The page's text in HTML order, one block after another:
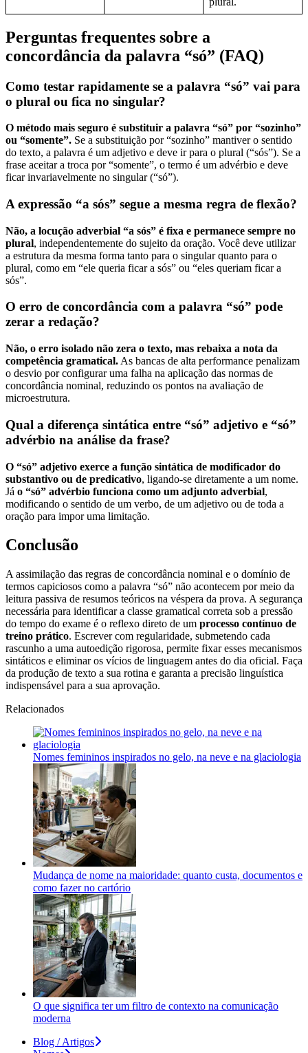
Perguntas frequentes sobre a
concordância da palavra “só” (FAQ)
Como testar rapidamente se a palavra “só” vai para
o plural ou fica no singular?
O método mais seguro é substituir a palavra “só” por “sozinho”
ou “somente”. Se a substituição por “sozinho” mantiver o sentido
do texto, a palavra é um adjetivo e deve ir para o plural (“sós”). Se a
frase aceitar a troca por “somente”, o termo é um advérbio e deve
ficar invariavelmente no singular (“só”).
A expressão “a sós” segue a mesma regra de flexão?
Não, a locução adverbial “a sós” é fixa e permanece sempre no
plural, independentemente do sujeito da oração. Você deve utilizar
a estrutura da mesma forma tanto para o singular quanto para o
plural, como em “ele queria ficar a sós” ou “eles queriam ficar a
sós”.
O erro de concordância com a palavra “só” pode
zerar a redação?
Não, o erro isolado não zera o texto, mas rebaixa a nota da
competência gramatical. As bancas de alta performance penalizam
o desvio por configurar uma falha na aplicação das normas de
concordância nominal, reduzindo os pontos na avaliação de
microestrutura.
Qual a diferença sintática entre “só” adjetivo e “só”
advérbio na análise da frase?
O “só” adjetivo exerce a função sintática de modificador do
substantivo ou de predicativo, ligando-se diretamente a um nome.
Já o “só” advérbio funciona como um adjunto adverbial,
modificando o sentido de um verbo, de um adjetivo ou de toda a
oração para impor uma limitação.
Conclusão
A assimilação das regras de concordância nominal e o domínio de
termos capiciosos como a palavra “só” não acontecem por meio da
leitura passiva de resumos teóricos na véspera da prova. A segurança
necessária para identificar a classe gramatical correta sob a pressão
do tempo do exame é o reflexo direto de um processo contínuo de
treino prático. Escrever com regularidade, submetendo cada
rascunho a uma autoedição rigorosa, permite fixar esses mecanismos
sintáticos e eliminar os vícios de linguagem antes do dia oficial. Faça
da produção de texto a sua rotina e garanta a precisão linguística
indispensável para a sua aprovação.
Relacionados
Nomes femininos inspirados no gelo, na neve e na glaciologia
Mudança de nome na maioridade: quanto custa, documentos e
como fazer no cartório
O que significa ter um filtro de contexto na comunicação
moderna
Blog / Artigos